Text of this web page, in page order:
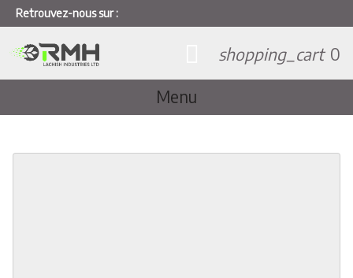
Retrouvez-nous sur :
Menu
shopping_cart 0